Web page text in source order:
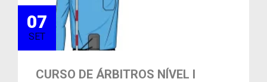
07
SET
CURSO DE ÁRBITROS NÍVEL I